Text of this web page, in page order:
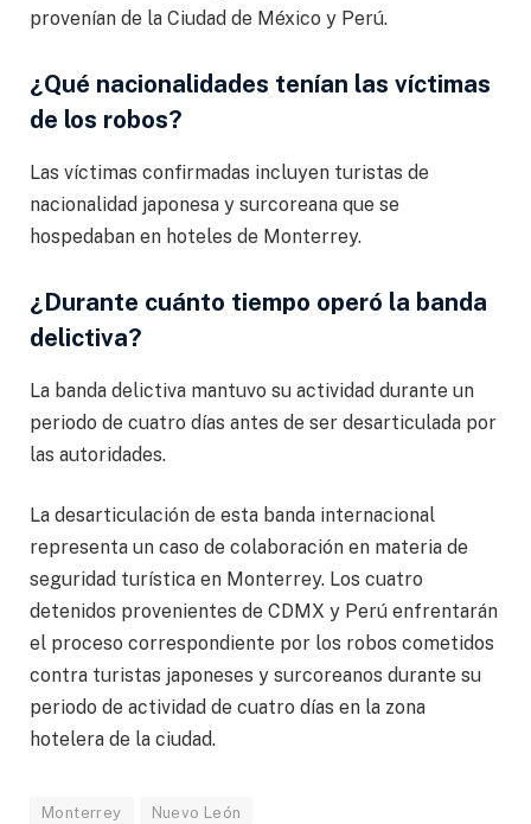
provenían de la Ciudad de México y Perú.
¿Qué nacionalidades tenían las víctimas
de los robos?
Las víctimas confirmadas incluyen turistas de
nacionalidad japonesa y surcoreana que se
hospedaban en hoteles de Monterrey.
¿Durante cuánto tiempo operó la banda
delictiva?
La banda delictiva mantuvo su actividad durante un
periodo de cuatro días antes de ser desarticulada por
las autoridades.
La desarticulación de esta banda internacional
representa un caso de colaboración en materia de
seguridad turística en Monterrey. Los cuatro
detenidos provenientes de CDMX y Perú enfrentarán
el proceso correspondiente por los robos cometidos
contra turistas japoneses y surcoreanos durante su
periodo de actividad de cuatro días en la zona
hotelera de la ciudad.
Monterrey Nuevo León